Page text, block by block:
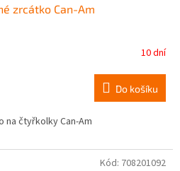
zrcátko Can-Am
10 dní
Do košíku
čtyřkolky Can-Am
Kód: 708201092